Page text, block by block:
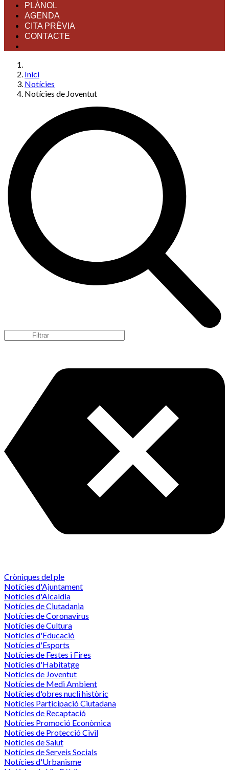
PLÀNOL
AGENDA
CITA PRÈVIA
CONTACTE
Inici
Notícies
Notícies de Joventut
Cròniques del ple
Notícies d'Ajuntament
Notícies d'Alcaldia
Notícies de Ciutadania
Notícies de Coronavirus
Notícies de Cultura
Notícies d'Educació
Notícies d'Esports
Notícies de Festes i Fires
Notícies d'Habitatge
Notícies de Joventut
Notícies de Medi Ambient
Notícies d'obres nucli històric
Notícies Participació Ciutadana
Notícies de Recaptació
Notícies Promoció Econòmica
Notícies de Protecció Civil
Notícies de Salut
Notícies de Serveis Socials
Notícies d'Urbanisme